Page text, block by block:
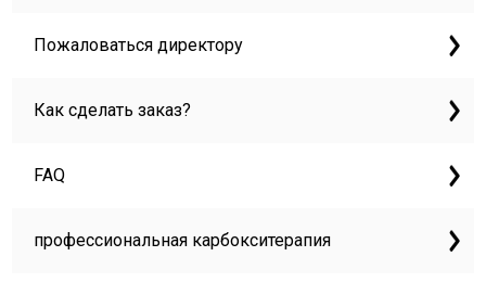
Пожаловаться директору
Как сделать заказ?
FAQ
профессиональная карбокситерапия